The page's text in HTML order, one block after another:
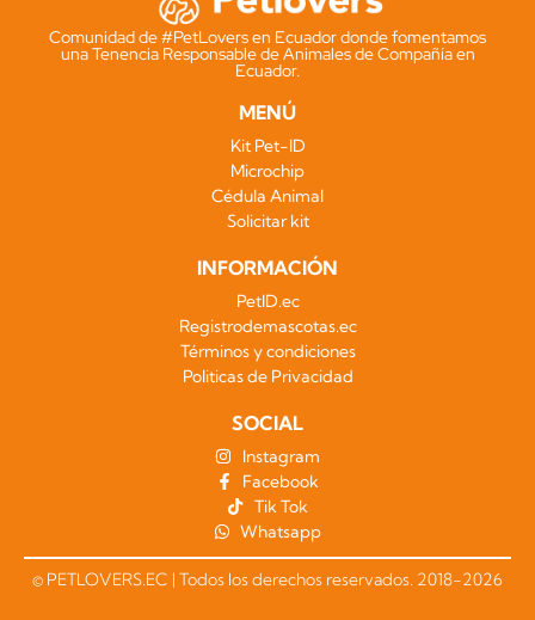
Comunidad de #PetLovers en Ecuador donde fomentamos
una Tenencia Responsable de Animales de Compañía en
Ecuador.
MENÚ
Kit Pet-ID
Microchip
Cédula Animal
Solicitar kit
INFORMACIÓN
PetID.ec
Registrodemascotas.ec
Términos y condiciones
Politicas de Privacidad
SOCIAL
Instagram
Facebook
Tik Tok
Whatsapp
© PETLOVERS.EC | Todos los derechos reservados. 2018-2026